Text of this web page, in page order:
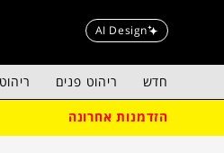
AI Design
חדש ריהוט פנים
הזדמנות אחרונה